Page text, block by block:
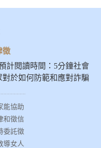
示警
分析
徵
計閱讀時間：5分鐘社會
對於如何防範和應對詐騙
能協助
和徵信
委託徵
導女人